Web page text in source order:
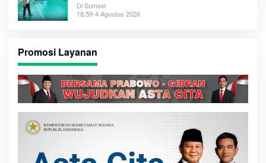
Di Sumsel
18:59-4 Agustus 2026
Promosi Layanan